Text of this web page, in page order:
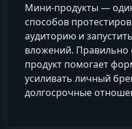
Мини-продукты —
способов
аудиторию и
вложений.
продукт помогает
усиливать личный
долгосрочные